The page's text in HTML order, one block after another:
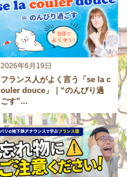
2026年6月19日
フランス人がよく言う「se la c
ouler douce」｜“のんびり過
ごす”...